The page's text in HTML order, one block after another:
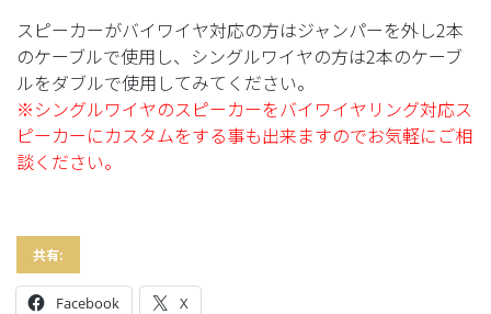
スピーカーがバイワイヤ対応の方はジャンパーを外し2本
のケーブルで使用し、シングルワイヤの方は2本のケーブ
ルをダブルで使用してみてください。
※シングルワイヤのスピーカーをバイワイヤリング対応ス
ピーカーにカスタムをする事も出来ますのでお気軽にご相
談ください。
共有:
Facebook X